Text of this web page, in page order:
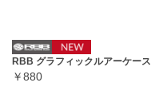
RBB グラフィックルアーケース
￥880